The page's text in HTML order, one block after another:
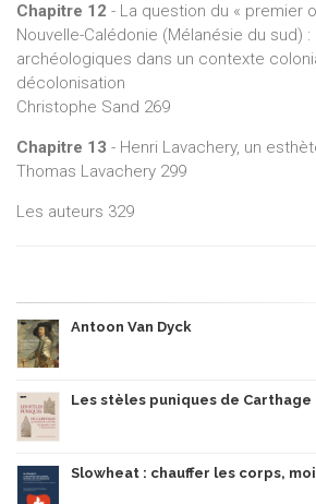
Chapitre 12 - La question du « premier
Nouvelle-Calédonie (Mélanésie du sud)
archéologiques dans un contexte
décolonisation
Christophe Sand 269
Chapitre 13 - Henri Lavachery, un
Thomas Lavachery 299
Les auteurs 329
Antoon Van Dyck
Les stèles puniques de Carthage
Slowheat : chauffer les corps,